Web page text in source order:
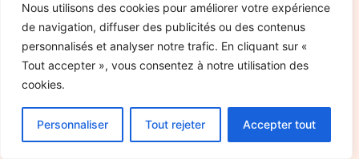
Nous utilisons des cookies pour améliorer votre expérience
de navigation, diffuser des publicités ou des contenus
personnalisés et analyser notre trafic. En cliquant sur «
Tout accepter », vous consentez à notre utilisation des
cookies.
Personnaliser Tout rejeter Accepter tout